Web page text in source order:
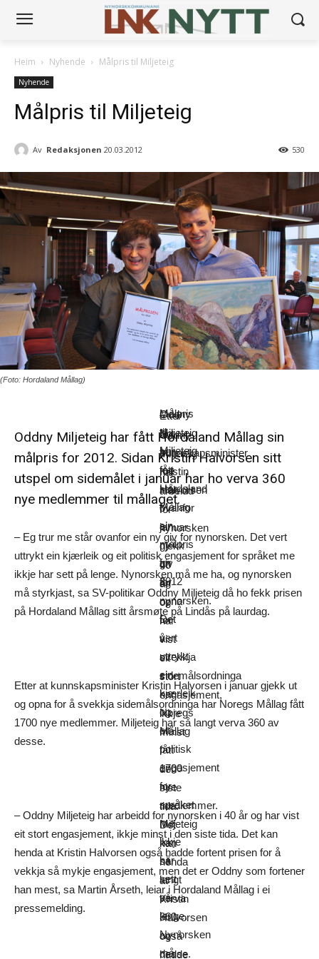
Heim Nyhende Målpris til Miljeteig
Nyhende
Målpris til Miljeteig
Av Redaksjonen 20.03.2012 530
(Foto: Hordaland Mållag)
Målpris
til
Miljeteig
Oddny
Miljeteig
har
fått
Hordaland
Mållag
sin
målpris
for
2012
–
Eg
trur
me
står
ovanfor
ein
ny
giv
for
nynorsken.
Det
vert
uttrykt
ein
kjærleik
og
eit
politisk
engasjement
for
språket
me
ikkje
har
sett
på
lenge.
Nynorsken
må
Etter
at
kunnskapsminister
Kristin
Halvorsen
i
januar
gjekk
ut
og
opna
for
å
svekkja
sidemålsordninga
har
Noregs
Mållag
fått
1700
nye
medlemmer.
Miljeteig
har
så
langt
verva
360
av
desse.
–
Oddny
Miljeteig
har
arbeidd
for
nynorsken
i
40
år
og
har
vist
eit
stort
engasjement,
ikkje
minst
i
den
siste
tida.
Det
kan
henda
at
Kristin
Halvorsen
også
hadde
Oddny Miljeteig har fått Hordaland Mållag sin
målpris for 2012. Sidan Kristin Halvorsen sitt
utspel om sidemålet i januar har ho verva 360
nye medlemmer til mållaget.
– Eg trur me står ovanfor ein ny giv for nynorsken. Det vert
uttrykt ein kjærleik og eit politisk engasjement for språket me
ikkje har sett på lenge. Nynorsken må me ha, og nynorsken
må styrkjast, sa SV-politikar Oddny Miljeteig då ho fekk prisen
på Hordaland Mållag sitt årsmøte på Lindås på laurdag.
Etter at kunnskapsminister Kristin Halvorsen i januar gjekk ut
og opna for å svekkja sidemålsordninga har Noregs Mållag fått
1700 nye medlemmer. Miljeteig har så langt verva 360 av
desse.
– Oddny Miljeteig har arbeidd for nynorsken i 40 år og har vist
eit stort engasjement, ikkje minst i den siste tida. Det kan
henda at Kristin Halvorsen også hadde fortent prisen for å
vekkja så mykje engasjement, men det er Oddny som fortener
han mest, sa Martin Årseth, leiar i Hordaland Mållag i ei
pressemelding.